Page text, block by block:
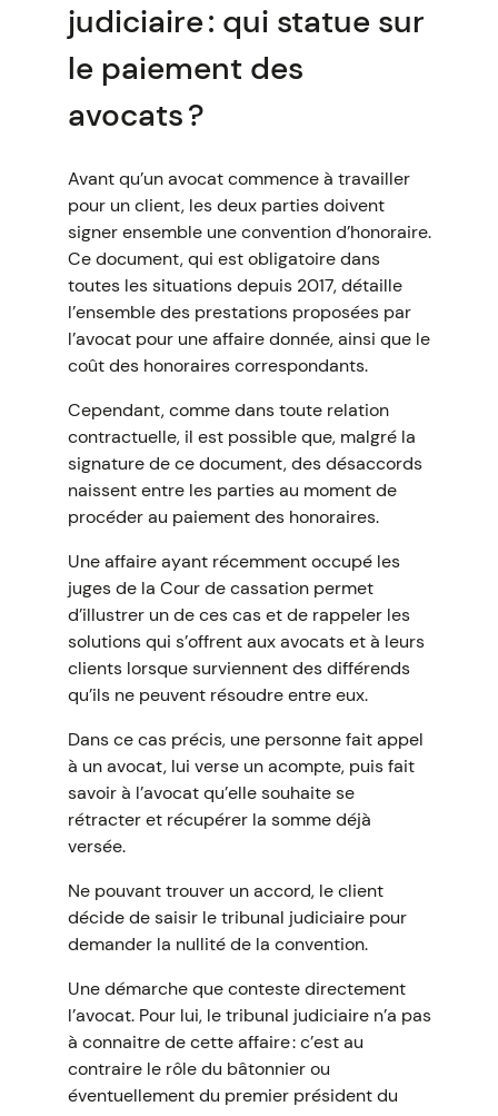
judiciaire : qui statue sur
le paiement des
avocats ?
Avant qu’un avocat commence à travailler
pour un client, les deux parties doivent
signer ensemble une convention d’honoraire.
Ce document, qui est obligatoire dans
toutes les situations depuis 2017, détaille
l’ensemble des prestations proposées par
l’avocat pour une affaire donnée, ainsi que le
coût des honoraires correspondants.
Cependant, comme dans toute relation
contractuelle, il est possible que, malgré la
signature de ce document, des désaccords
naissent entre les parties au moment de
procéder au paiement des honoraires.
Une affaire ayant récemment occupé les
juges de la Cour de cassation permet
d’illustrer un de ces cas et de rappeler les
solutions qui s’offrent aux avocats et à leurs
clients lorsque surviennent des différends
qu’ils ne peuvent résoudre entre eux.
Dans ce cas précis, une personne fait appel
à un avocat, lui verse un acompte, puis fait
savoir à l’avocat qu’elle souhaite se
rétracter et récupérer la somme déjà
versée.
Ne pouvant trouver un accord, le client
décide de saisir le tribunal judiciaire pour
demander la nullité de la convention.
Une démarche que conteste directement
l’avocat. Pour lui, le tribunal judiciaire n’a pas
à connaitre de cette affaire : c’est au
contraire le rôle du bâtonnier ou
éventuellement du premier président du